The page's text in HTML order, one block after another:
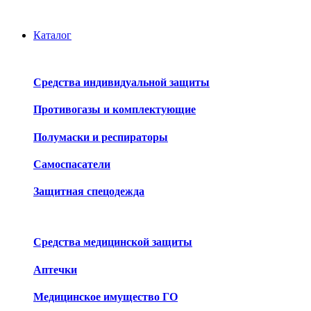
Каталог
Средства индивидуальной защиты
Противогазы и комплектующие
Полумаски и респираторы
Самоспасатели
Защитная спецодежда
Средства медицинской защиты
Аптечки
Медицинское имущество ГО